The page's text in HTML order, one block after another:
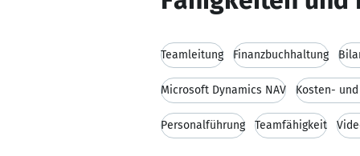
Teamleitung Finanzbuchhaltung
Microsoft Dynamics NAV Kosten-
Personalführung Teamfähigkeit